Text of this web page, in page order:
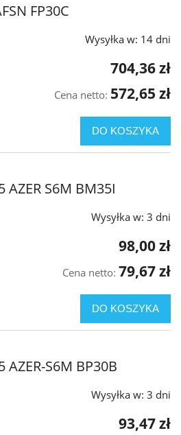
FP30C
Wysyłka w: 14 dni
704,36 zł
Cena netto: 572,65 zł
DO KOSZYKA
AZER S6M BM35I
Wysyłka w: 3 dni
98,00 zł
Cena netto: 79,67 zł
DO KOSZYKA
AZER-S6M BP30B
Wysyłka w: 3 dni
93,47 zł